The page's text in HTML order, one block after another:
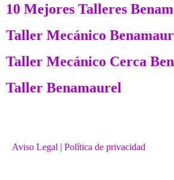
10 Mejores Talleres
Taller Mecánico
Taller Mecánico Cerca
Taller Benamaurel
Aviso Legal | Política de privacidad